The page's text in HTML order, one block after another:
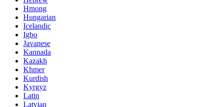
Hmong
Hungarian
Icelandic
Igbo
Javanese
Kannada
Kazakh
Khmer
Kurdish
Kyrgyz
Latin
Latvian